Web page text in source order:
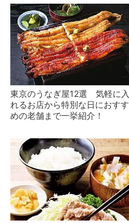
東京のうなぎ屋12選 気軽に入
れるお店から特別な日におすす
めの老舗まで一挙紹介！